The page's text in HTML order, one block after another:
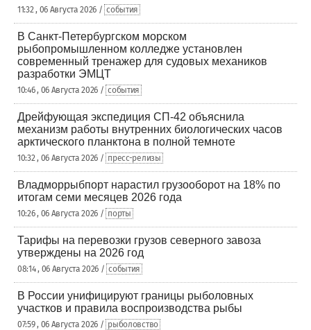
11:32 , 06 Августа 2026 / события
В Санкт-Петербургском морском
рыбопромышленном колледже установлен
современный тренажер для судовых механиков
разработки ЭМЦТ
10:46 , 06 Августа 2026 / события
Дрейфующая экспедиция СП-42 объяснила
механизм работы внутренних биологических часов
арктического планктона в полной темноте
10:32 , 06 Августа 2026 / пресс-релизы
Владморрыбпорт нарастил грузооборот на 18% по
итогам семи месяцев 2026 года
10:26 , 06 Августа 2026 / порты
Тарифы на перевозки грузов северного завоза
утверждены на 2026 год
08:14 , 06 Августа 2026 / события
В России унифицируют границы рыболовных
участков и правила воспроизводства рыбы
07:59 , 06 Августа 2026 / рыболовство